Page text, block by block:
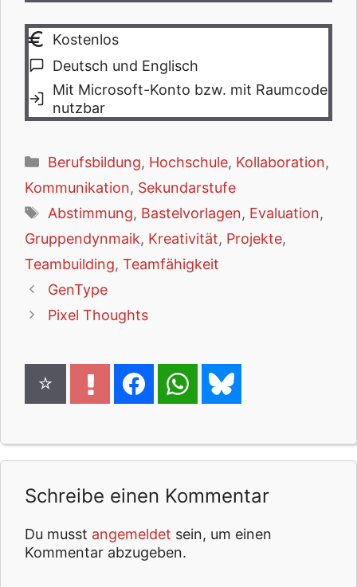
Kostenlos
Deutsch und Englisch
Mit Microsoft-Konto bzw. mit Raumcode
nutzbar
Kategorien
Berufsbildung, Hochschule, Kollaboration,
Kommunikation, Sekundarstufe
Schlagwörter
Abstimmung, Bastelvorlagen, Evaluation,
Gruppendynmaik, Kreativität, Projekte,
Teambuilding, Teamfähigkeit
GenType
Pixel Thoughts
Schreibe einen Kommentar
Du musst angemeldet sein, um einen
Kommentar abzugeben.